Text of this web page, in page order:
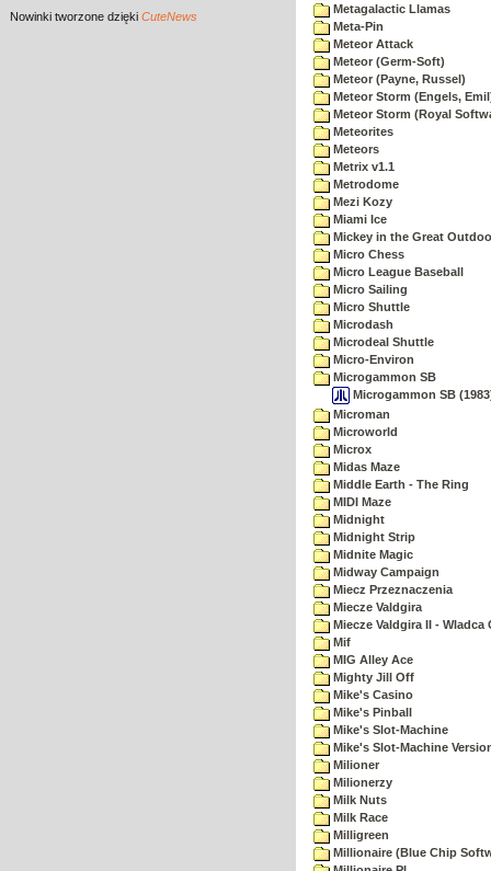
Nowinki tworzone dzięki CuteNews
Metagalactic Llamas
Meta-Pin
Meteor Attack
Meteor (Germ-Soft)
Meteor (Payne, Russel)
Meteor Storm (Engels,
Meteor Storm (Royal
Meteorites
Meteors
Metrix v1.1
Metrodome
Mezi Kozy
Miami Ice
Mickey in the Great
Micro Chess
Micro League Baseball
Micro Sailing
Micro Shuttle
Microdash
Microdeal Shuttle
Micro-Environ
Microgammon SB
Microgammon SB
Microman
Microworld
Microx
Midas Maze
Middle Earth - The Ring
MIDI Maze
Midnight
Midnight Strip
Midnite Magic
Midway Campaign
Miecz Przeznaczenia
Miecze Valdgira
Miecze Valdgira II - Wladca
Mif
MIG Alley Ace
Mighty Jill Off
Mike's Casino
Mike's Pinball
Mike's Slot-Machine
Mike's Slot-Machine
Milioner
Milionerzy
Milk Nuts
Milk Race
Milligreen
Millionaire (Blue Chip